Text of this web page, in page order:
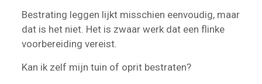
Bestrating leggen lijkt misschien eenvoudig, maar
dat is het niet. Het is zwaar werk dat een flinke
voorbereiding vereist.
Kan ik zelf mijn tuin of oprit bestraten?